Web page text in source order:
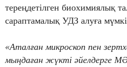
тереңдетілген биохимиялық
сараптамалық УДЗ алуға
«Аталған микроскоп пен
мыңдаған жүкті әйелдерге